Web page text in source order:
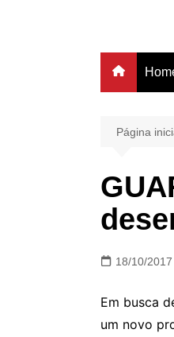
Página
18/10/2017
Em busca
um novo